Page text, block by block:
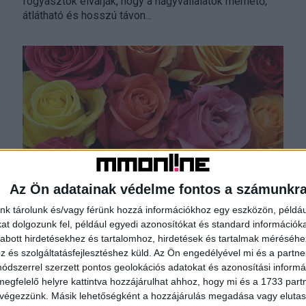
Az Ön adatainak védelme fontos a
tárolunk és/vagy férünk hozzá információkhoz egy eszközön,
dolgozunk fel, például egyedi azonosítókat és standard
hirdetésekhez és tartalomhoz, hirdetések és tartalmak
és szolgáltatásfejlesztéshez küld. Az Ön engedélyével mi és a
szerzett pontos geolokációs adatokat és azonosítási
helyre kattintva hozzájárulhat ahhoz, hogy mi és a 1733
Másik lehetőségként a hozzájárulás megadása vagy
átlátható és hosszú távon...
Ezek a nőnapi ajándékok a
legnépszerűbbek
Kutatás 2026. március 2.
A nőnap továbbra is a virágokról szól, de a vásárlói
szokások egyértelműen változnak: egyre többen érzik
úgy, hogy március 8-án egy szál virág önmagában...